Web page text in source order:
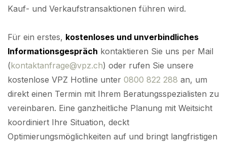
Kauf- und Verkaufstransaktionen führen wird.
Für ein erstes, kostenloses und unverbindliches
Informationsgespräch kontaktieren Sie uns per Mail
(kontaktanfrage@vpz.ch) oder rufen Sie unsere
kostenlose VPZ Hotline unter 0800 822 288 an, um
direkt einen Termin mit Ihrem Beratungsspezialisten zu
vereinbaren. Eine ganzheitliche Planung mit Weitsicht
koordiniert Ihre Situation, deckt
Optimierungsmöglichkeiten auf und bringt langfristigen